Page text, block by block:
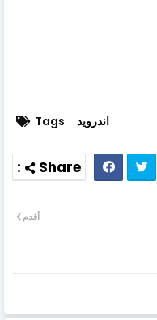
Tags اندرويد
أقدم